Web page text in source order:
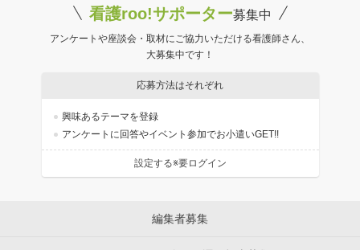
看護roo!サポーター募集中
アンケートや座談会・取材にご協力いただける看護師さん、
大募集中です！
応募方法はそれぞれ
興味あるテーマを登録
アンケートに回答やイベント参加でお小遣いGET!!
設定する※要ログイン
編集者募集